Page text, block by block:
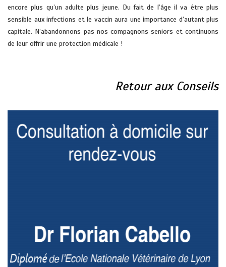
encore plus qu’un adulte plus jeune. Du fait de l’âge il va être plus
sensible aux infections et le vaccin aura une importance d’autant plus
capitale. N’abandonnons pas nos compagnons seniors et continuons
de leur offrir une protection médicale !
Retour aux Conseils